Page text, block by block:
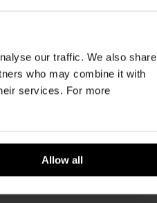
our traffic. We also share
who may combine it with
services. For more
Allow all